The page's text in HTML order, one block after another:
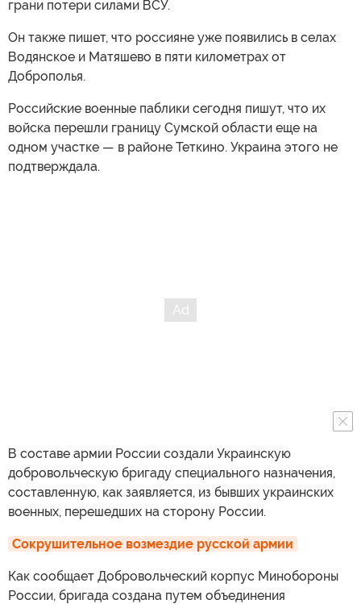
грани потери силами ВСУ.
Он также пишет, что россияне уже появились в селах
Водянское и Матяшево в пяти километрах от
Доброполья.
Российские военные паблики сегодня пишут, что их
войска перешли границу Сумской области еще на
одном участке — в районе Теткино. Украина этого не
подтверждала.
В составе армии России создали Украинскую
добровольческую бригаду специального назначения,
составленную, как заявляется, из бывших украинских
военных, перешедших на сторону России.
Сокрушительное возмездие русской армии
Как сообщает Добровольческий корпус Минобороны
России, бригада создана путем объединения